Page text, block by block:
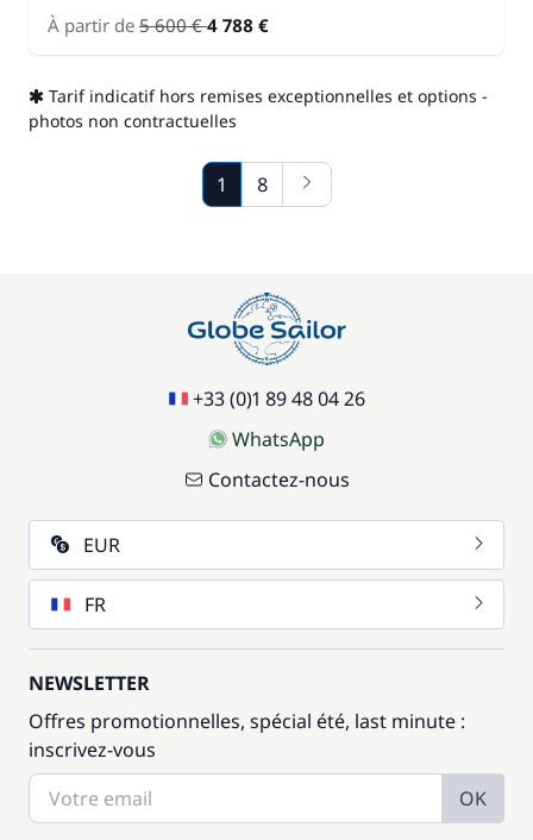
À partir de 5 600 €4 788 €
Tarif indicatif hors remises exceptionnelles et options -
photos non contractuelles
1 8
+33 (0)1 89 48 04 26
WhatsApp
Contactez-nous
EUR
FR
NEWSLETTER
Offres promotionnelles, spécial été, last minute :
inscrivez-vous
OK